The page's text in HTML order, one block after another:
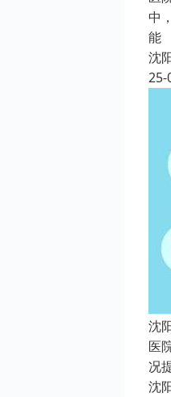
中
能
沈
25-
沈
医
况
沈